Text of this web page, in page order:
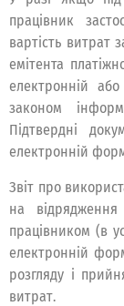
працівник
вартість витрат
емітента
електронній
законом
Підтвердні
електронній
Звіт про
на
працівником (в
електронній
розгляду і
витрат.